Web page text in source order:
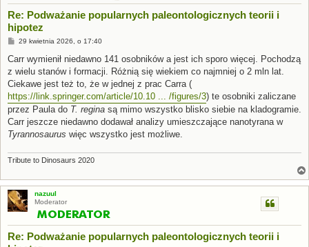
Re: Podważanie popularnych paleontologicznych teorii i
hipotez
P
s
29 kwietnia 2026, o 17:40
Carr wymienił niedawno 141 osobników a jest ich sporo więcej. Pochodzą
z wielu stanów i formacji. Różnią się wiekiem co najmniej o 2 mln lat.
Ciekawe jest też to, że w jednej z prac Carra (
https://link.springer.com/article/10.10 ... /figures/3) te osobniki zaliczane
przez Paula do T. regina są mimo wszystko blisko siebie na kladogramie.
Carr jeszcze niedawno dodawał analizy umieszczające nanotyrana w
Tyrannosaurus więc wszystko jest możliwe.
Tribute to Dinosaurs 2020
nazuul
Moderator
Re: Podważanie popularnych paleontologicznych teorii i